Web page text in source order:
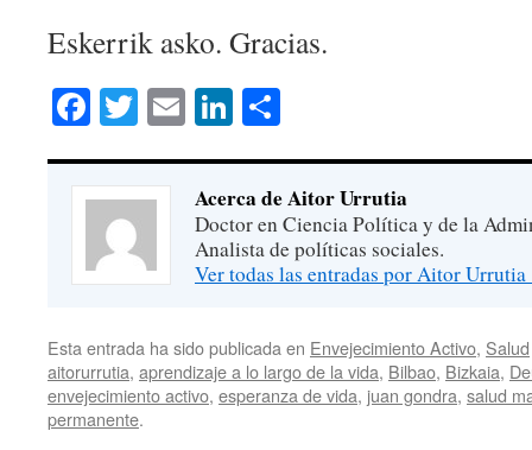
Eskerrik asko. Gracias.
Facebook
Twitter
EmailLinkedIn
Acerca de Aitor Urrutia
Doctor en Ciencia Política y de la
Analista de políticas sociales.
Ver todas las entradas por Aitor Urrutia
Esta entrada ha sido publicada en Envejecimiento Activo, Salud
aitorurrutia, aprendizaje a lo largo de la vida, Bilbao, Bizkaia,
envejecimiento activo, esperanza de vida, juan gondra, salud
permanente.